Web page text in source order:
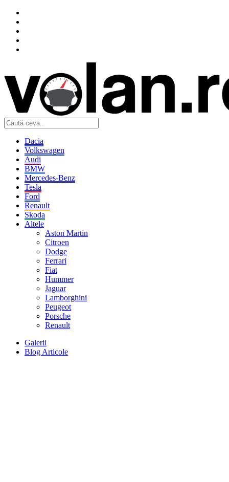
Dacia
Volkswagen
Audi
BMW
Mercedes-Benz
Tesla
Ford
Renault
Skoda
Altele
Aston Martin
Citroen
Dodge
Ferrari
Fiat
Hummer
Jaguar
Lamborghini
Peugeot
Porsche
Renault
Galerii
Blog Articole